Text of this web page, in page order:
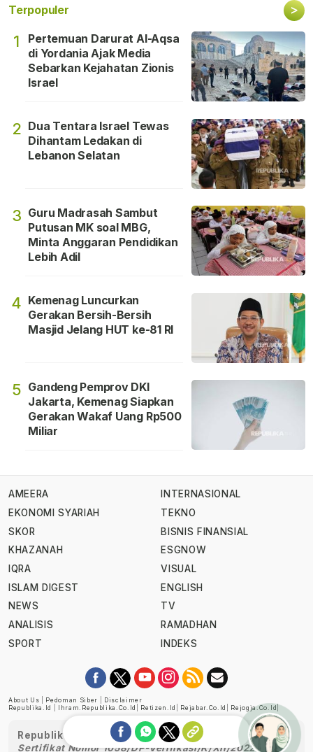
Terpopuler >
1
Pertemuan Darurat Al-Aqsa
di Yordania Ajak Media
Sebarkan Kejahatan Zionis
Israel
2 Dua Tentara Israel Tewas
Dihantam Ledakan di
Lebanon Selatan
3 Guru Madrasah Sambut
Putusan MK soal MBG,
Minta Anggaran Pendidikan
Lebih Adil
4 Kemenag Luncurkan
Gerakan Bersih-Bersih
Masjid Jelang HUT ke-81 RI
5 Gandeng Pemprov DKI
Jakarta, Kemenag Siapkan
Gerakan Wakaf Uang Rp500
Miliar
AMEERA
EKONOMI SYARIAH
SKOR
KHAZANAH
IQRA
ISLAM DIGEST
NEWS
ANALISIS
SPORT
INTERNASIONAL
TEKNO
BISNIS FINANSIAL
ESGNOW
VISUAL
ENGLISH
TV
RAMADHAN
INDEKS
About Us Pedoman Siber
Disclaimer
Republika.id
Ihram.republika.co.id Retizen.id Rejabar.co.id Rejogja.co.id
Republika telah diverifikasi oleh Dewan Pers
Sertifikat Nomor 1058/DP-Verifikasi/K/XII/2022